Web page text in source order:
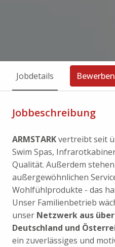
Jobdetails Bewerben
Jobbeschreibung
ARMSTARKvertreibt seit
Swim Spas,
Qualität. Außerdem
außergewöhnlichen
Wohlfühlprodukte - das
Unser Familienbetrieb
unser Netzwerk aus
Deutschland und
ein zuverlässiges und